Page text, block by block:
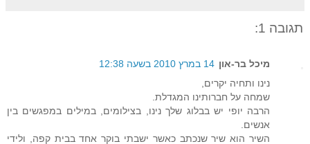
תגובה 1:
מיכל בר-און 14 במרץ 2010 בשעה 12:38
נינו ותחיה יקרים,
שמחה על חברותינו המגדלת.
הרבה יופי יש בבלוג שלך נינו, בצילומים, במילים במפגשים בין
אנשים.
השיר הוא שיר שנכתב כאשר ישבתי בוקר אחד בבית קפה, ולידי